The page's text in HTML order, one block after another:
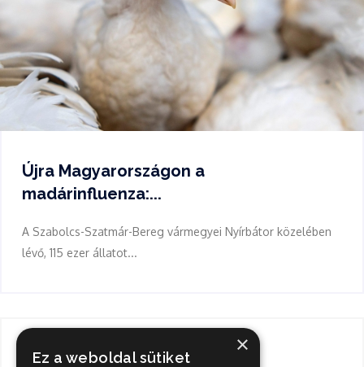
Újra Magyarországon a
madárinfluenza:...
A Szabolcs-Szatmár-Bereg vármegyei Nyírbátor közelében
lévő, 115 ezer állatot...
Keresés ×
Ez a weboldal sütiket